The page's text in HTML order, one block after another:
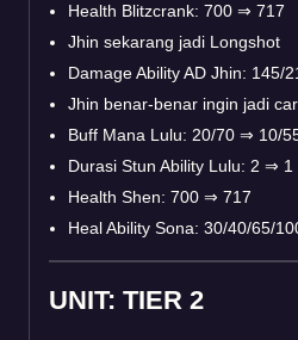
Health Blitzcrank: 700 ⇒ 717
Jhin sekarang jadi Longshot
Damage Ability AD Jhin: 145/
Jhin benar-benar ingin jadi
Buff Mana Lulu: 20/70 ⇒ 10/
Durasi Stun Ability Lulu: 2 ⇒ 1
Health Shen: 700 ⇒ 717
Heal Ability Sona: 30/40/65/
UNIT: TIER 2